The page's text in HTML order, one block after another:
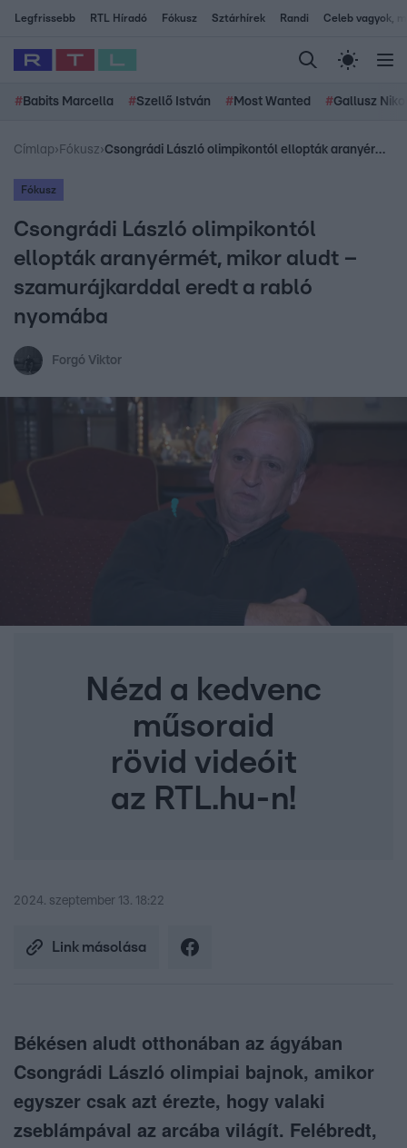
Legfrissebb RTL Híradó Fókusz Sztárhírek Randi Celeb vagyok,
# Babits Marcella #Szellő István # Most Wanted #Gallusz
Címlap› Fókusz› Csongrádi László olimpikontól ellopták aranyérmét, mikor aludt – szamurájkarddal eredt a rabló nyomába
Fókusz
Csongrádi László olimpikontól
ellopták aranyérmét, mikor aludt –
szamurájkarddal eredt a rabló
nyomába
Forgó Viktor
Nézd a kedvenc
műsoraid
rövid videóit
az RTL.hu-n!
2024. szeptember 13. 18:22
Link másolása
Békésen aludt otthonában az ágyában
Csongrádi László olimpiai bajnok, amikor
egyszer csak azt érezte, hogy valaki
zseblámpával az arcába világít. Felébredt,